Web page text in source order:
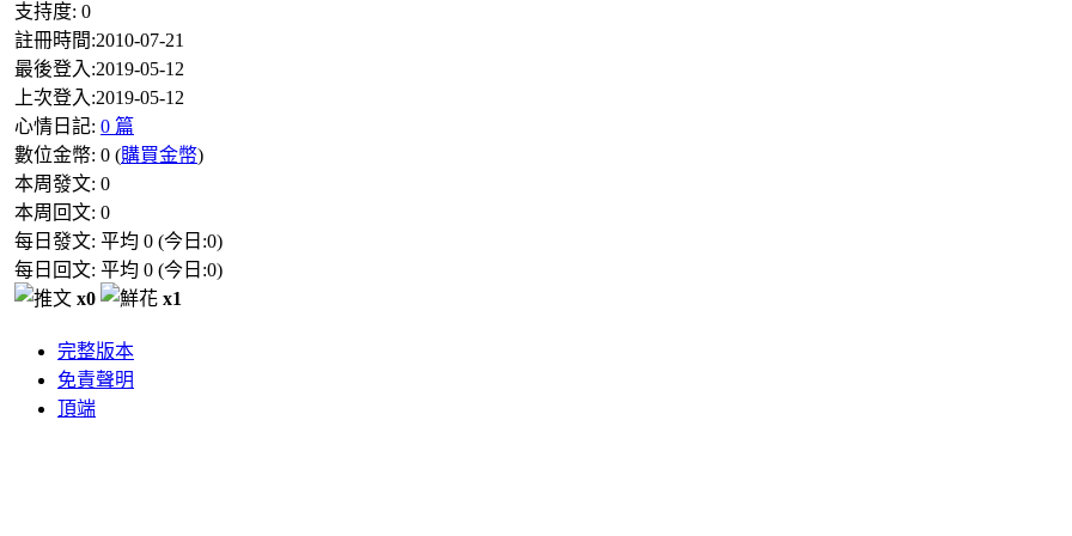
支持度: 0
註冊時間:2010-07-21
最後登入:2019-05-12
上次登入:2019-05-12
心情日記: 0 篇
數位金幣: 0 (購買金幣)
本周發文: 0
本周回文: 0
每日發文: 平均 0 (今日:0)
每日回文: 平均 0 (今日:0)
x0
x1
完整版本
免責聲明
頂端